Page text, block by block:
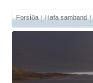
Forsíða Hafa samband